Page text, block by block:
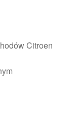
Citroen